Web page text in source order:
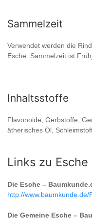
Sammelzeit
Verwendet werden die
Esche. Sammelzeit ist
Inhaltsstoffe
Flavonoide, Gerbstoffe,
ätherisches Öl,
Links zu Esche
Die Esche –
http://
Die Gemeine Esche –